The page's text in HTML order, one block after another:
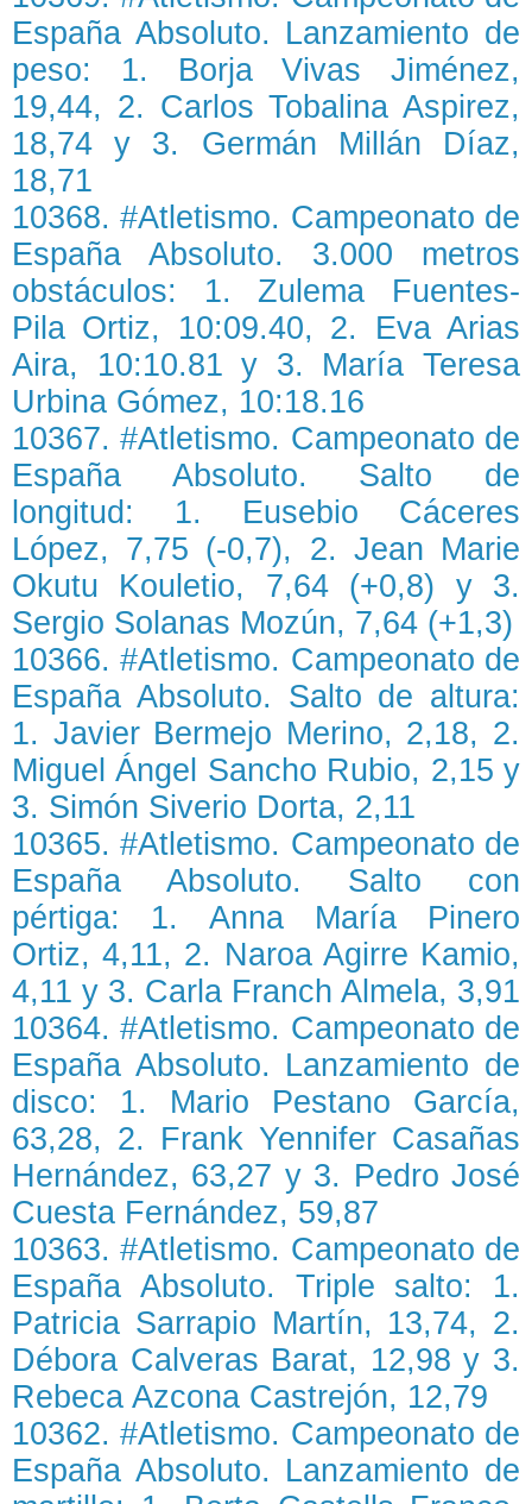
España Absoluto. Lanzamiento de
peso: 1. Borja Vivas Jiménez,
19,44, 2. Carlos Tobalina Aspirez,
18,74 y 3. Germán Millán Díaz,
18,71
10368. #Atletismo. Campeonato de
España Absoluto. 3.000 metros
obstáculos: 1. Zulema Fuentes-
Pila Ortiz, 10:09.40, 2. Eva Arias
Aira, 10:10.81 y 3. María Teresa
Urbina Gómez, 10:18.16
10367. #Atletismo. Campeonato de
España Absoluto. Salto de
longitud: 1. Eusebio Cáceres
López, 7,75 (-0,7), 2. Jean Marie
Okutu Kouletio, 7,64 (+0,8) y 3.
Sergio Solanas Mozún, 7,64 (+1,3)
10366. #Atletismo. Campeonato de
España Absoluto. Salto de altura:
1. Javier Bermejo Merino, 2,18, 2.
Miguel Ángel Sancho Rubio, 2,15 y
3. Simón Siverio Dorta, 2,11
10365. #Atletismo. Campeonato de
España Absoluto. Salto con
pértiga: 1. Anna María Pinero
Ortiz, 4,11, 2. Naroa Agirre Kamio,
4,11 y 3. Carla Franch Almela, 3,91
10364. #Atletismo. Campeonato de
España Absoluto. Lanzamiento de
disco: 1. Mario Pestano García,
63,28, 2. Frank Yennifer Casañas
Hernández, 63,27 y 3. Pedro José
Cuesta Fernández, 59,87
10363. #Atletismo. Campeonato de
España Absoluto. Triple salto: 1.
Patricia Sarrapio Martín, 13,74, 2.
Débora Calveras Barat, 12,98 y 3.
Rebeca Azcona Castrejón, 12,79
10362. #Atletismo. Campeonato de
España Absoluto. Lanzamiento de